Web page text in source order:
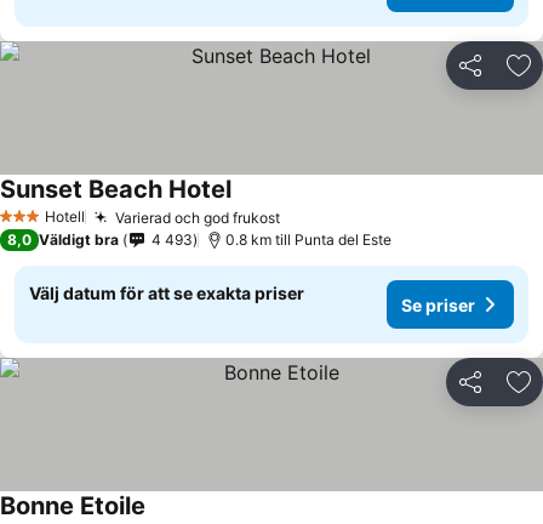
Dela
3 StjärnorHotell Varierad och god frukost
Sunset Beach Hotel
8,0 Väldigt bra 4 493 0.8 km till Punta del Este
Välj datum för att se exakta priser
Se priser
Dela
Bonne Etoile